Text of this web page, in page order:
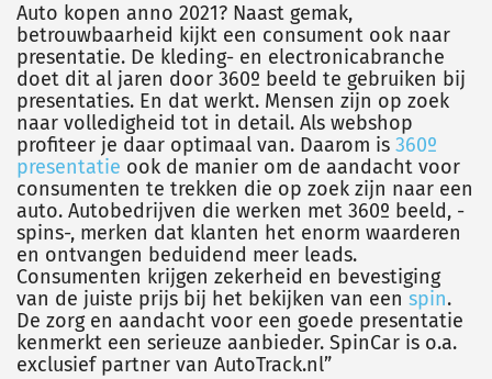
Auto kopen anno 2021? Naast gemak,
betrouwbaarheid kijkt een consument ook naar
presentatie. De kleding- en electronicabranche
doet dit al jaren door 360º beeld te gebruiken bij
presentaties. En dat werkt. Mensen zijn op zoek
naar volledigheid tot in detail. Als webshop
profiteer je daar optimaal van. Daarom is 360º
presentatie ook de manier om de aandacht voor
consumenten te trekken die op zoek zijn naar een
auto. Autobedrijven die werken met 360º beeld, -
spins-, merken dat klanten het enorm waarderen
en ontvangen beduidend meer leads.
Consumenten krijgen zekerheid en bevestiging
van de juiste prijs bij het bekijken van een spin.
De zorg en aandacht voor een goede presentatie
kenmerkt een serieuze aanbieder. SpinCar is o.a.
exclusief partner van AutoTrack.nl”